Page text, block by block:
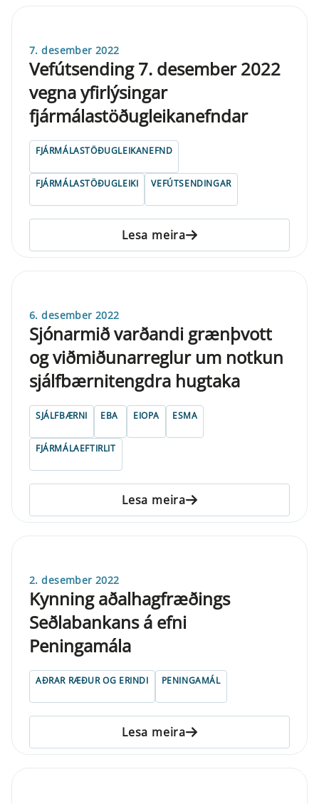
7. desember 2022
Vefútsending 7. desember 2022
vegna yfirlýsingar
fjármálastöðugleikanefndar
FJÁRMÁLASTÖÐUGLEIKANEFND
FJÁRMÁLASTÖÐUGLEIKI VEFÚTSENDINGAR
Lesa meira
6. desember 2022
Sjónarmið varðandi grænþvott
og viðmiðunarreglur um notkun
sjálfbærnitengdra hugtaka
SJÁLFBÆRNI EBA EIOPA ESMA
FJÁRMÁLAEFTIRLIT
Lesa meira
2. desember 2022
Kynning aðalhagfræðings
Seðlabankans á efni
Peningamála
AÐRAR RÆÐUR OG ERINDI PENINGAMÁL
Lesa meira